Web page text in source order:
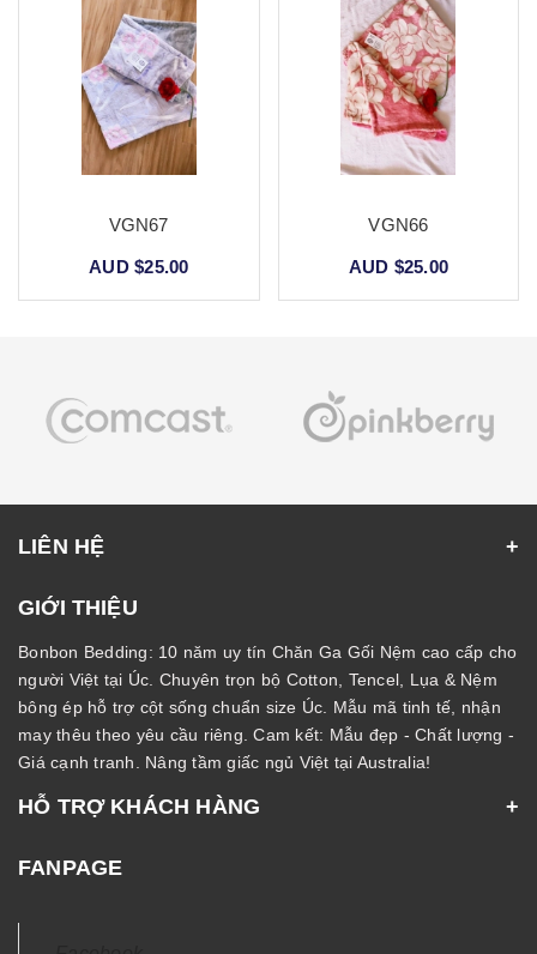
VGN67
AUD $25.00
VGN66
AUD $25.00
LIÊN HỆ
GIỚI THIỆU
Bonbon Bedding: 10 năm uy tín Chăn Ga Gối Nệm cao cấp cho
người Việt tại Úc. Chuyên trọn bộ Cotton, Tencel, Lụa & Nệm
bông ép hỗ trợ cột sống chuẩn size Úc. Mẫu mã tinh tế, nhận
may thêu theo yêu cầu riêng. Cam kết: Mẫu đẹp - Chất lượng -
Giá cạnh tranh. Nâng tầm giấc ngủ Việt tại Australia!
HỖ TRỢ KHÁCH HÀNG
FANPAGE